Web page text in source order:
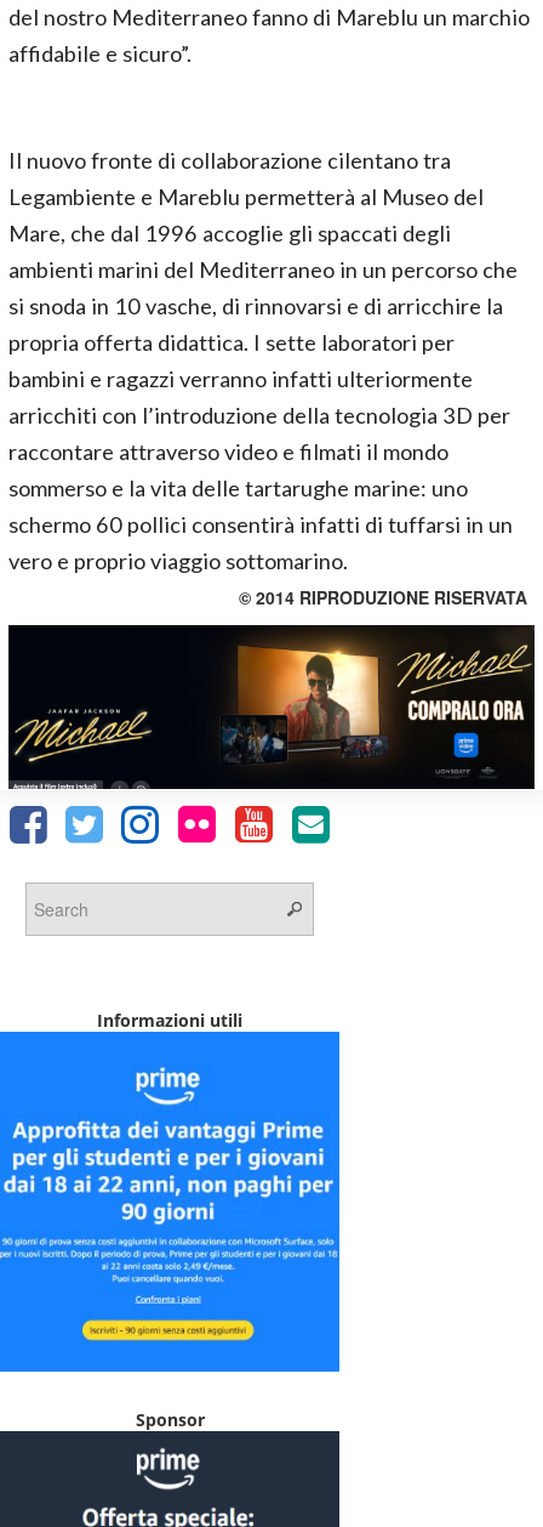
del nostro Mediterraneo fanno di Mareblu un marchio
affidabile e sicuro”.
Il nuovo fronte di collaborazione cilentano tra
Legambiente e Mareblu permetterà al Museo del
Mare, che dal 1996 accoglie gli spaccati degli
ambienti marini del Mediterraneo in un percorso che
si snoda in 10 vasche, di rinnovarsi e di arricchire la
propria offerta didattica. I sette laboratori per
bambini e ragazzi verranno infatti ulteriormente
arricchiti con l’introduzione della tecnologia 3D per
raccontare attraverso video e filmati il mondo
sommerso e la vita delle tartarughe marine: uno
schermo 60 pollici consentirà infatti di tuffarsi in un
vero e proprio viaggio sottomarino.
© 2014 RIPRODUZIONE RISERVATA
Informazioni utili
Sponsor